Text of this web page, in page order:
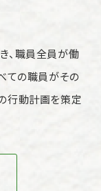
、職員全員が働
ての職員がその
行動計画を策定